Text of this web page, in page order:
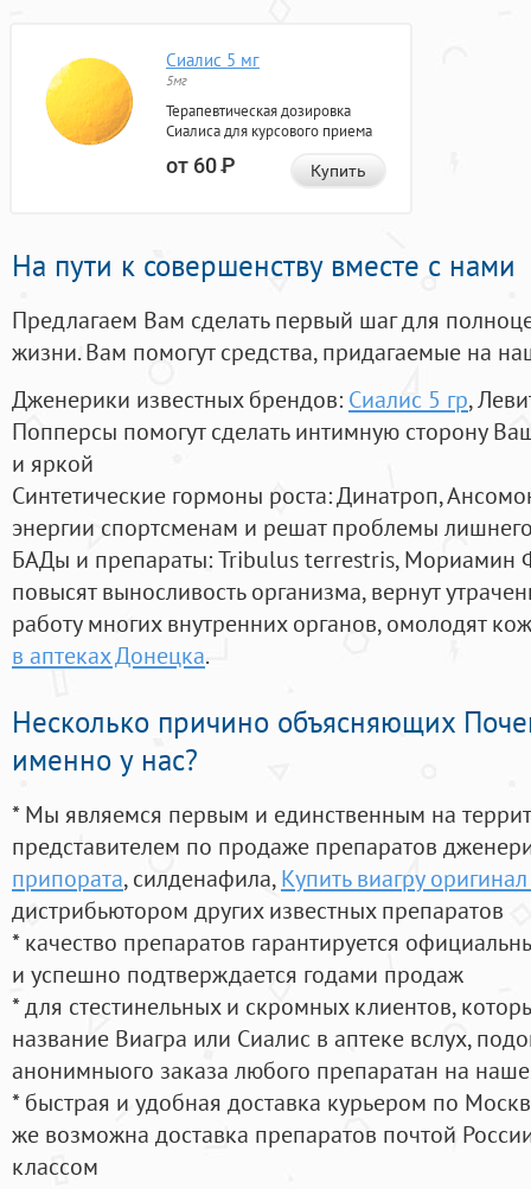
Сиалис 5 мг
5мг
Терапевтическая дозировка
Сиалиса для курсового приема
от 60Р Купить
На пути к совершенству вместе с нами
Предлагаем Вам сделать первый шаг для
жизни. Вам помогут средства, придагаемые на
Дженерики известных брендов: Сиалис 5 гр,
Попперсы помогут сделать интимную сторону
и яркой
Синтетические гормоны роста: Динатроп,
энергии спортсменам и решат проблемы
БАДы и препараты:Tribulus terrestris, Мориамин
повысят выносливость организма, вернут
работу многих внутренних органов, омолодят
в аптеках Донецка.
Несколько причино объясняющих
именно у нас?
* Мы являемся первым и единственным на
представителем по продаже препаратов
припората, силденафила, Купить виагру
дистрибьютором других известных препаратов
* качество препаратов гарантируется
и успешно подтверждается годами продаж
* для стестинельных и скромных клиентов,
название Виагра или Сиалис в аптеке вслух,
анонимныого заказа любого препаратан на
* быстрая и удобная доставка курьером по
же возможна доставка препаратов почтой
классом